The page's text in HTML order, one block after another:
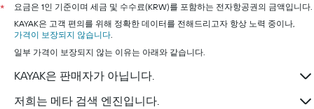
*
요금은 1인 기준이며 세금 및 수수료(KRW)를 포함하는 전자항공권의 금액입니다.
KAYAK은 고객 편의를 위해 정확한 데이터를 전해드리고자 항상 노력 중이나,
가격이 보장되지 않습니다
일부 가격이 보장되지 않는 이유는 아래와 같습니다.
KAYAK은 판매자가 아닙니다.
저희는 메타 검색 엔진입니다.